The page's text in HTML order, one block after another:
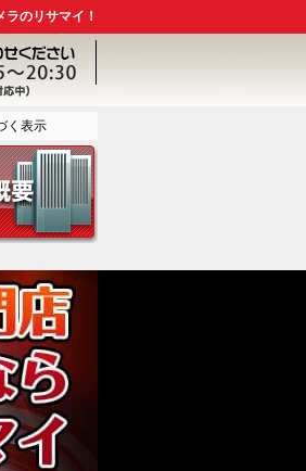
のリサマイ！
く表示